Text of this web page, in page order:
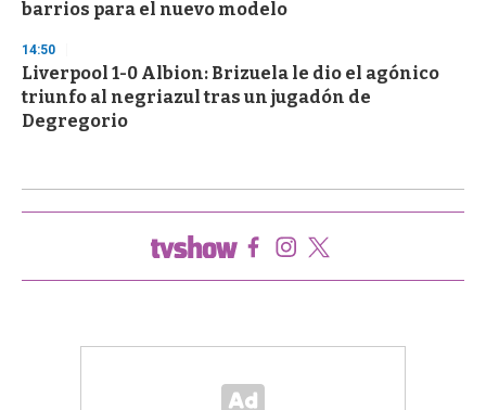
barrios para el nuevo modelo
14:50
Liverpool 1-0 Albion: Brizuela le dio el agónico
triunfo al negriazul tras un jugadón de
Degregorio